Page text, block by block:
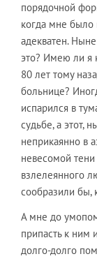
порядочной
когда мне было
адекватен.
это? Имею ли я
80 лет тому
больнице?
испарился в
судьбе, а этот,
неприкаянно в
невесомой
взлелеянного
сообразили бы,
А мне до
припасть к ним
долго-долго